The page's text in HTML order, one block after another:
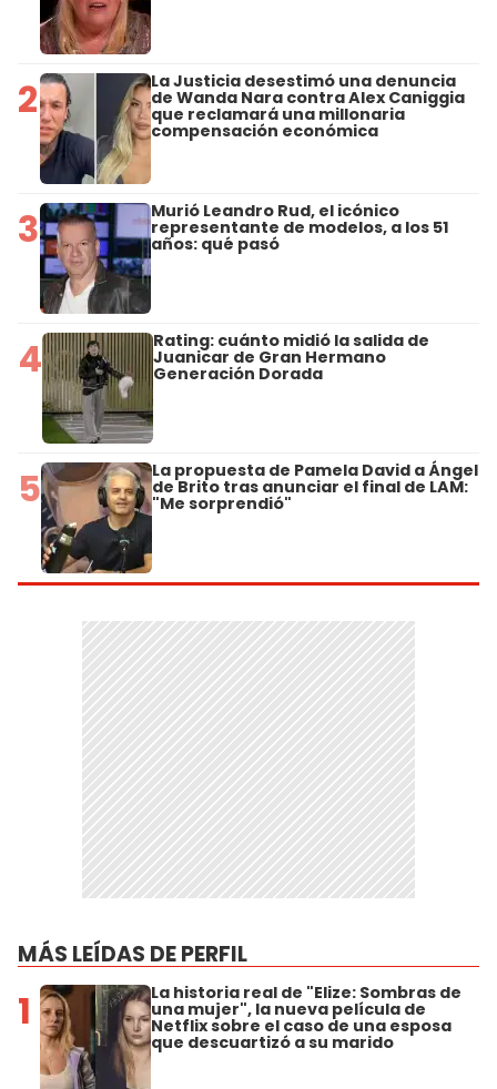
2 La Justicia desestimó una denuncia
de Wanda Nara contra Alex Caniggia
que reclamará una millonaria
compensación económica
3 Murió Leandro Rud, el icónico
representante de modelos, a los 51
años: qué pasó
4 Rating: cuánto midió la salida de
Juanicar de Gran Hermano
Generación Dorada
5 La propuesta de Pamela David a Ángel
de Brito tras anunciar el final de LAM:
"Me sorprendió"
MÁS LEÍDAS DE PERFIL
1 La historia real de "Elize: Sombras de
una mujer", la nueva película de
Netflix sobre el caso de una esposa
que descuartizó a su marido